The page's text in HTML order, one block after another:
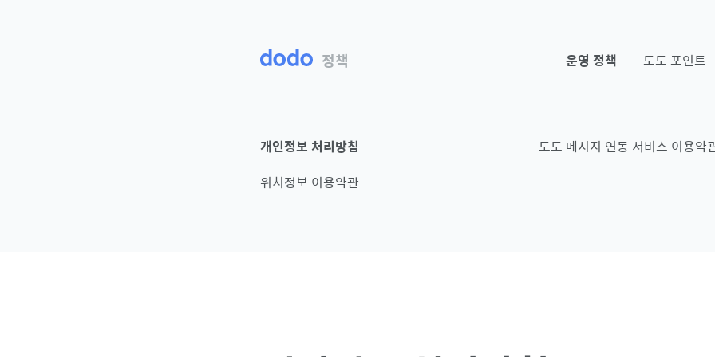
정책 운영 정책 도도 포인트
개인정보 처리방침
위치정보 이용약관
도도 메시지 연동 서비스 이용약